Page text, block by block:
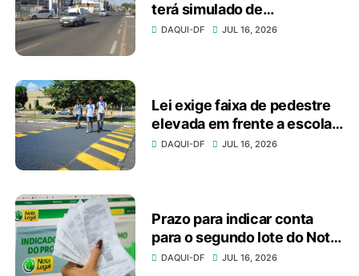
terá simulado de
emergência no domingo
DAQUI-DF JUL 16, 2026
Lei exige faixa de pedestre
elevada em frente a escolas
e unidades de saúde
DAQUI-DF JUL 16, 2026
Prazo para indicar conta
para o segundo lote do Nota
Legal vai até dia 20
DAQUI-DF JUL 16, 2026